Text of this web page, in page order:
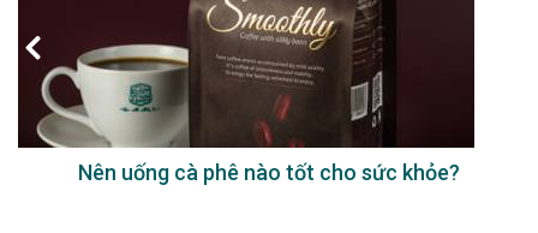
Nên uống cà phê nào tốt cho sức khỏe?